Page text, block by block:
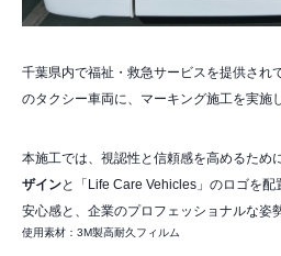
千葉県内で福祉・救急サービスを提供され
のタクシー車両に、マーキング施工を実施
本施工では、視認性と信頼感を高めるために
ザインと「Life Care Vehicles」のロゴを
安心感と、企業のプロフェッショナルな姿
使用素材：3M製高耐久フィルム